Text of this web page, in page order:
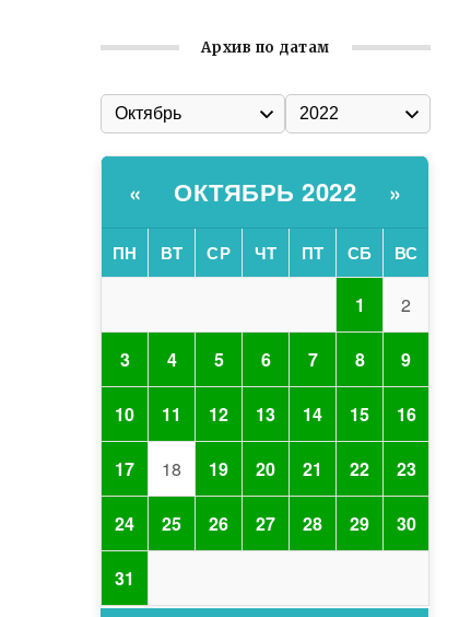
Архив по датам
« ОКТЯБРЬ 2022 »
ПН ВТ СР ЧТ ПТ СБ ВС
1 2
3 4 5 6 7 8 9
10 11 12 13 14 15 16
17 18 19 20 21 22 23
24 25 26 27 28 29 30
31